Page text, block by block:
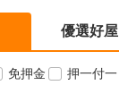
優選好屋
免押金 押一付一